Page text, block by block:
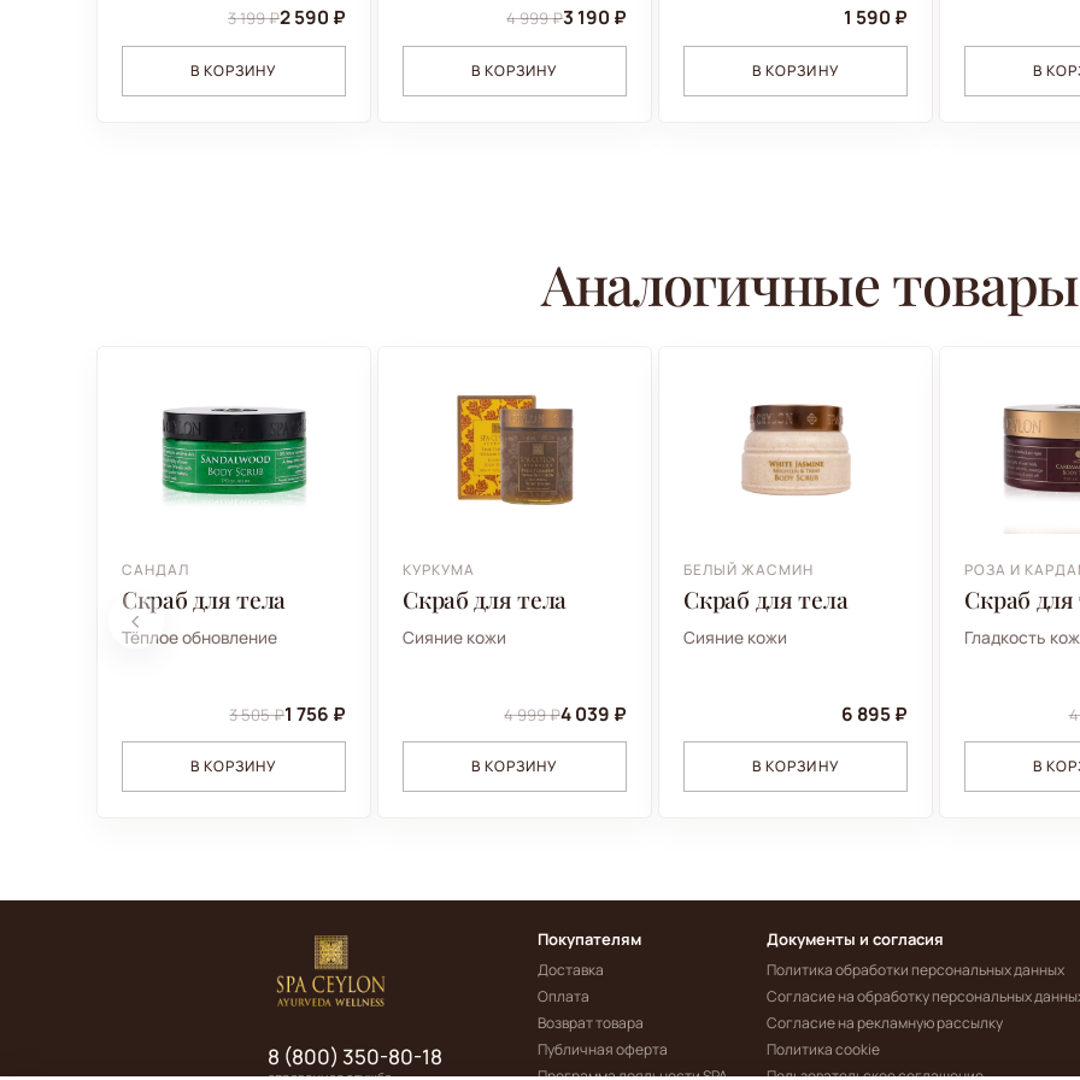
3 199 ₽2 590 ₽
В КОРЗИНУ
4 999 ₽3 190 ₽
В КОРЗИНУ
1 590 ₽
В КОРЗИНУ В
Аналогичные товары
САНДАЛ
Скраб для тела
Тёплое обновление
3 505 ₽1 756 ₽
В КОРЗИНУ
КУРКУМА
Скраб для тела
Сияние кожи
4 999 ₽4 039 ₽
В КОРЗИНУ
БЕЛЫЙ ЖАСМИН
Скраб для тела
Сияние кожи
6 895 ₽
В КОРЗИНУ
РОЗА И
Скраб для
Гладкость
В
Покупателям
Доставка
Оплата
Возврат товара
Публичная оферта
Программа лояльности SPA
Документы и согласия
Политика обработки персональных данных
Согласие на обработку персональных
Согласие на рекламную рассылку
Политика cookie
Пользовательское соглашение
8 (800) 350-80-18